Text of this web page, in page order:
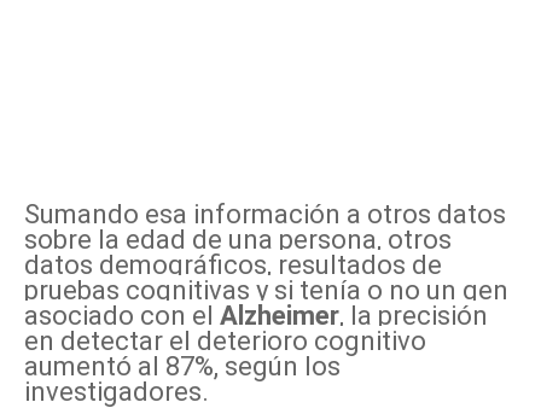
Sumando esa información a otros datos
sobre la edad de una persona, otros
datos demográficos, resultados de
pruebas cognitivas y si tenía o no un gen
asociado con el Alzheimer, la precisión
en detectar el deterioro cognitivo
aumentó al 87%, según los
investigadores.